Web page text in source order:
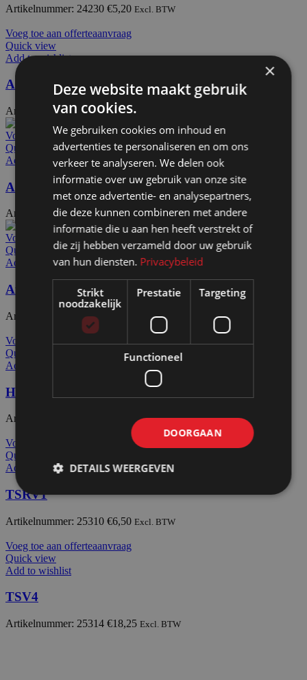
Artikelnummer: 24230 €5,20 Excl. BTW
Voeg toe aan offerteaanvraag
Quick view
Add to wishlist
Afdekdop alu Ø50
Artikelnummer: 72211€9,80 Excl. BTW
Voeg toe aan offerteaanvraag
Quick view
Add to wishlist
Afdekdop alu PX3132 brut
Artikelnummer: 72217€11,35 Excl. BTW
Voeg toe aan offerteaanvraag
Quick view
Add to wishlist
Afdekdop alu EEA TO35
Artikelnummer: 24440 Excl. BTW
Voeg toe aan offerteaanvraag
Quick view
Add to wishlist
Hoekverbinder 1002
Artikelnummer: 24100 Excl. BTW
Voeg toe aan offerteaanvraag
Quick view
Add to wishlist
TSRV1
Artikelnummer: 25310 €6,50 Excl. BTW
Voeg toe aan offerteaanvraag
Quick view
Add to wishlist
TSV4
Artikelnummer: 25314 €18,25 Excl. BTW
×
Deze website maakt gebruik
van cookies.
We gebruiken cookies om inhoud en
advertenties te personaliseren en om ons
verkeer te analyseren. We delen ook
informatie over uw gebruik van onze site
met onze advertentie- en analysepartners,
die deze kunnen combineren met andere
informatie die u aan hen heeft verstrekt of
die zij hebben verzameld door uw gebruik
van hun diensten. Privacybeleid
Strikt
noodzakelijk
Prestatie Targeting
Functioneel
DOORGAAN
DETAILS WEERGEVEN